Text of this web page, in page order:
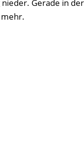
Gerade in